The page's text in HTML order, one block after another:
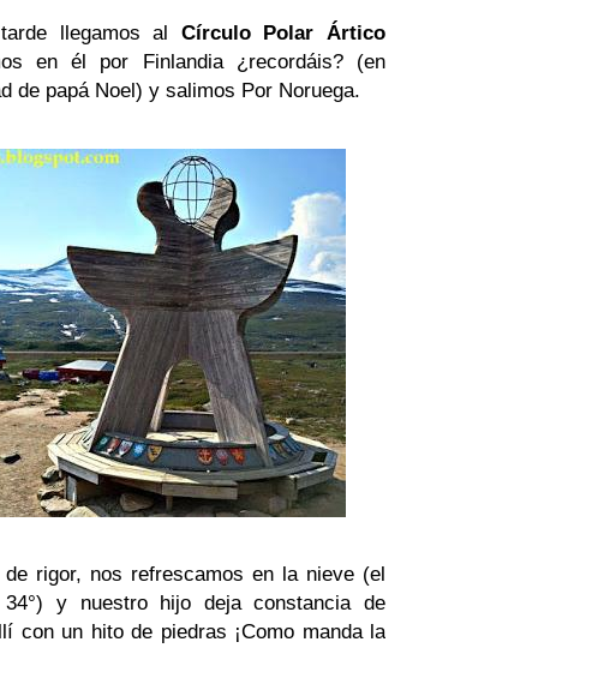
llegamos al Círculo Polar Ártico
en él por Finlandia ¿recordáis? (en
de papá Noel) y salimos Por Noruega.
rigor, nos refrescamos en la nieve (el
34°) y nuestro hijo deja constancia de
con un hito de piedras ¡Como manda la